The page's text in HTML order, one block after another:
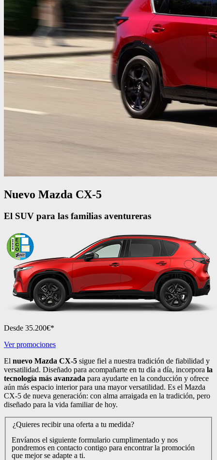
Nuevo Mazda CX-5
El SUV para las familias aventureras
Desde 35.200€*
Ver promociones
El nuevo Mazda CX-5 sigue fiel a nuestra tradición de fiabilidad y
versatilidad. Diseñado para acompañarte en tu día a día, incorpora la
tecnología más avanzada para ayudarte en la conducción y ofrece
aún más espacio interior para una mayor versatilidad. Es el Mazda
CX-5 de nueva generación: con alma arraigada en la tradición, pero
diseñado para la vida familiar de hoy.
¿Quieres recibir una oferta a tu medida?
Envíanos el siguiente formulario cumplimentado y nos
pondremos en contacto contigo para encontrar la promoción
que mejor se adapte a ti.